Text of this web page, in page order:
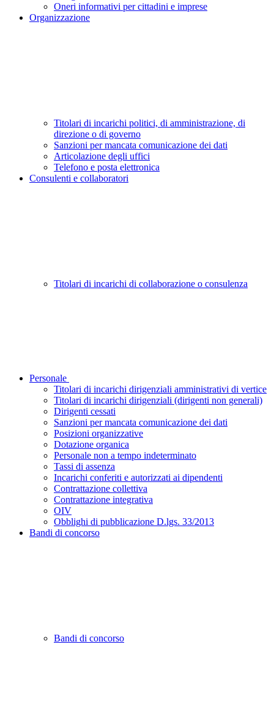
Oneri informativi per cittadini e imprese
Organizzazione
Titolari di incarichi politici, di amministrazione, di
direzione o di governo
Sanzioni per mancata comunicazione dei dati
Articolazione degli uffici
Telefono e posta elettronica
Consulenti e collaboratori
Titolari di incarichi di collaborazione o consulenza
Personale
Titolari di incarichi dirigenziali amministrativi di vertice
Titolari di incarichi dirigenziali (dirigenti non generali)
Dirigenti cessati
Sanzioni per mancata comunicazione dei dati
Posizioni organizzative
Dotazione organica
Personale non a tempo indeterminato
Tassi di assenza
Incarichi conferiti e autorizzati ai dipendenti
Contrattazione collettiva
Contrattazione integrativa
OIV
Obblighi di pubblicazione D.lgs. 33/2013
Bandi di concorso
Bandi di concorso